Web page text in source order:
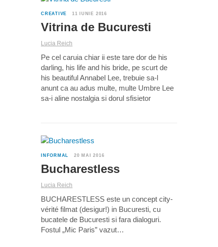
CREATIVE 11 IUNIE 2016
Vitrina de Bucuresti
Lucia Reich
Pe cel caruia chiar ii este tare dor de his
darling, his life and his bride, pe scurt de
his beautiful Annabel Lee, trebuie sa-l
anunt ca au adus multe, multe Umbre Lee
sa-i aline nostalgia si dorul sfisietor
INFORMAL 20 MAI 2016
Bucharestless
Lucia Reich
BUCHARESTLESS este un concept city-
vérité filmat (desigur!) in Bucuresti, cu
bucatele de Bucuresti si fara dialoguri.
Fostul „Mic Paris” vazut…